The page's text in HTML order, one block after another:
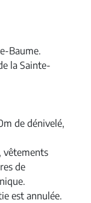
Baume.
la Sainte-
de dénivelé,
vêtements
de
est annulée.